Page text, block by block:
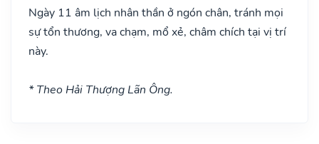
Ngày 11 âm lịch nhân thần ở ngón chân, tránh mọi
sự tổn thương, va chạm, mổ xẻ, châm chích tại vị trí
này.
* Theo Hải Thượng Lãn Ông.